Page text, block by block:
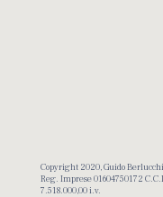
Copyright 2020, Guido Berlucchi
Reg. Imprese 01604750172
7.518.000,00 i.v.